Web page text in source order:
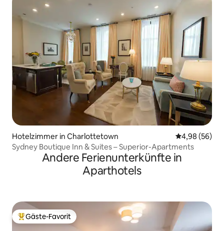
Hotelzimmer in Charlottetown
4,98 (56)
Sydney Boutique Inn & Suites – Superior-Apartments
Andere Ferienunterkünfte in
Aparthotels
Beliebter Gäste-Favorit.
Gäste-Favorit